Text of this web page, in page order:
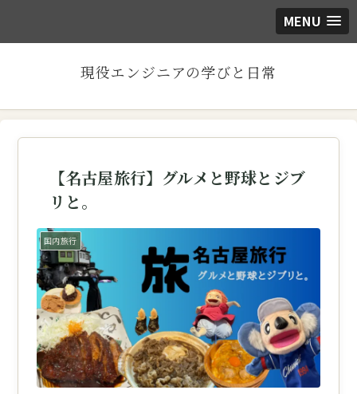
MENU
現役エンジニアの学びと日常
【名古屋旅行】グルメと野球とジブ
リと。
国内旅行